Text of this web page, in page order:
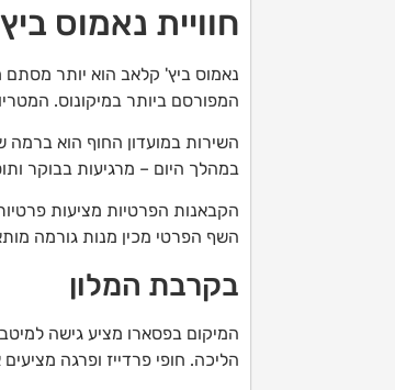
חוויית נאמוס
המפורסם ביותר במיקונוס.
השירות במועדון החוף הוא
במהלך היום – מרגיעות בבוקר
הקבאנות הפרטיות מציעות
השף הפרטי מכין מנות גורמה
בקרבת המלון
המיקום בפסארו מציע גישה
הליכה. חופי פרדייז ופרגה מציעים